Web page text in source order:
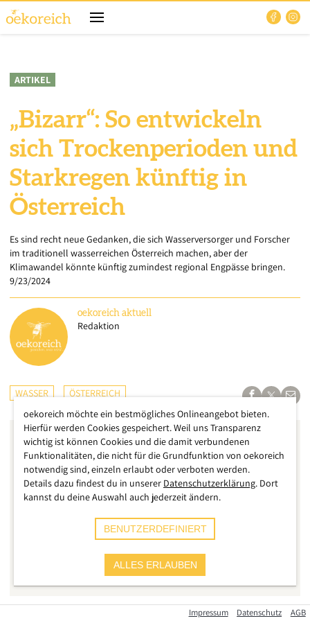
ARTIKEL
„Bizarr“: So entwickeln
sich Trockenperioden und
Starkregen künftig in
Österreich
Es sind recht neue Gedanken, die sich Wasserversorger und Forscher
im traditionell wasserreichen Österreich machen, aber der
Klimawandel könnte künftig zumindest regional Engpässe bringen.
9/23/2024
oekoreich aktuell
Redaktion
WASSER ÖSTERREICH
Impressum Datenschutz AGB
oekoreich möchte ein bestmögliches Onlineangebot bieten.
Hierfür werden Cookies gespeichert. Weil uns Transparenz
wichtig ist können Cookies und die damit verbundenen
Funktionalitäten, die nicht für die Grundfunktion von oekoreich
notwendig sind, einzeln erlaubt oder verboten werden.
Details dazu findest du in unserer Datenschutzerklärung. Dort
kannst du deine Auswahl auch jederzeit ändern.
BENUTZERDEFINIERT
ALLES ERLAUBEN